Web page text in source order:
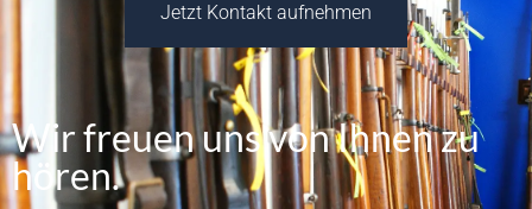
Jetzt Kontakt aufnehmen
Wir freuen uns von Ihnen zu
hören.